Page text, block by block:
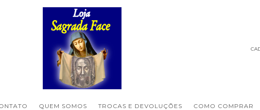
QUEM SOMOS TROCAS E DEVOLUÇÕES COMO COMPRAR